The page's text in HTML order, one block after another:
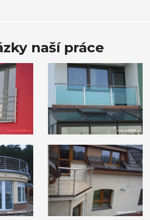
naší práce